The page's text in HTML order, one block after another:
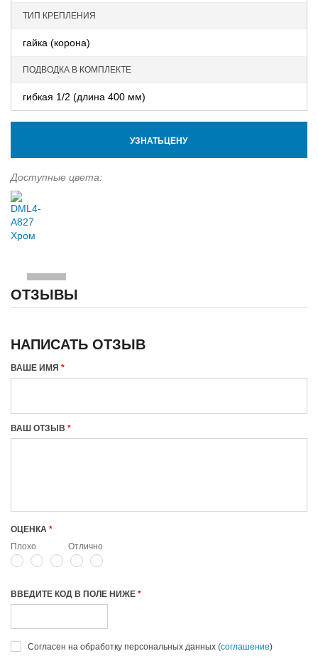
ТИП КРЕПЛЕНИЯ
гайка (корона)
ПОДВОДКА В КОМПЛЕКТЕ
гибкая 1/2 (длина 400 мм)
УЗНАТЬЦЕНУ
Доступные цвета:
ОТЗЫВЫ
НАПИСАТЬ ОТЗЫВ
ВАШЕ ИМЯ
ВАШ ОТЗЫВ
ОЦЕНКА
Плохо
Отлично
ВВЕДИТЕ КОД В ПОЛЕ НИЖЕ
Согласен на обработку персональных данных (соглашение)